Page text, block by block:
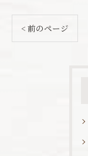
< 前のページ